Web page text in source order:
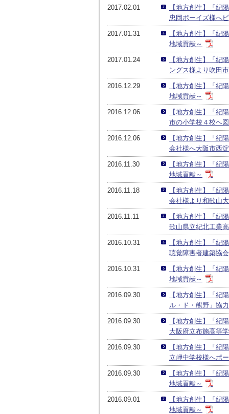
2017.02.01
【地方創生】「紀
忠岡ボーイズ様へ
2017.01.31
【地方創生】「紀
地域貢献～
2017.01.24
【地方創生】「紀
ングス様より吹田
2016.12.29
【地方創生】「紀
地域貢献～
2016.12.06
【地方創生】「紀
市の小学校４校へ
2016.12.06
【地方創生】「紀
会社様へ大阪市西
2016.11.30
【地方創生】「紀
地域貢献～
2016.11.18
【地方創生】「紀
会社様より和歌山
2016.11.11
【地方創生】「紀
歌山県立紀北工業
2016.10.31
【地方創生】「紀
聴覚障害者建築協
2016.10.31
【地方創生】「紀
地域貢献～
2016.09.30
【地方創生】「紀
ル・ド・熊野」協
2016.09.30
【地方創生】「紀
大阪府立布施高等
2016.09.30
【地方創生】「紀
立岬中学校様へポ
2016.09.30
【地方創生】「紀
地域貢献～
2016.09.01
【地方創生】「紀
地域貢献～